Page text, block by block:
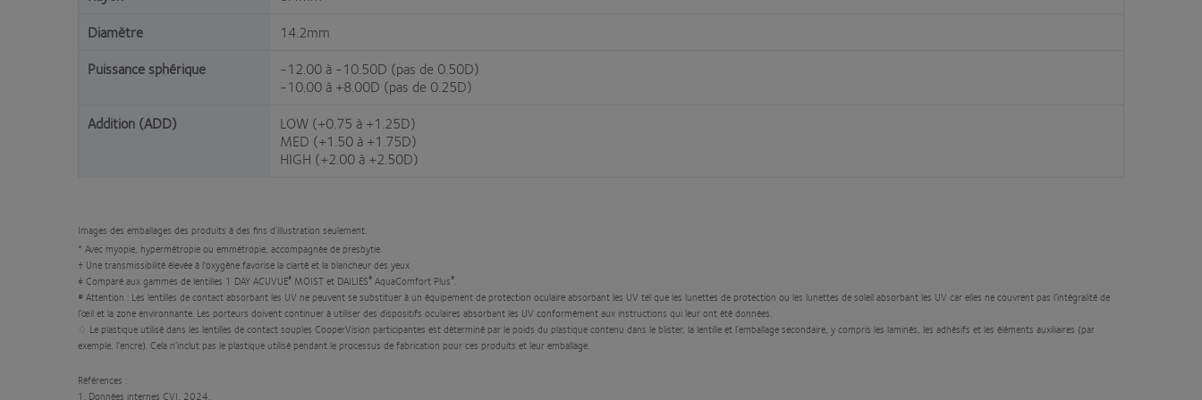
Diamètre
14.2mm
Puissance sphérique
-12.00 à -10.50D (pas de 0.50D)
-10.00 à +8.00D (pas de 0.25D)
Addition (ADD)
LOW (+0.75 à +1.25D)
MED (+1.50 à +1.75D)
HIGH (+2.00 à +2.50D)
Images des emballages des produits à des fins d’illustration seulement.
* Avec myopie, hypermétropie ou emmétropie, accompagnée de presbytie.
† Une transmissibilité élevée à l'oxygène favorise la clarté et la blancheur des yeux
‡ Comparé aux gammes de lentilles 1 DAY ACUVUE® MOIST et DAILIES® AquaComfort Plus®.
# Attention : Les lentilles de contact absorbant les UV ne peuvent se substituer à un équipement de protection oculaire absorbant les UV tel que les lunettes de protection ou les lunettes de soleil absorbant les UV car elles ne couvrent pas l’intégralité de
l’œil et la zone environnante. Les porteurs doivent continuer à utiliser des dispositifs oculaires absorbant les UV conformément aux instructions qui leur ont été données.
♢ Le plastique utilisé dans les lentilles de contact souples CooperVision participantes est déterminé par le poids du plastique contenu dans le blister, la lentille et l’emballage secondaire, y compris les laminés, les adhésifs et les éléments auxiliaires (par
exemple, l’encre). Cela n’inclut pas le plastique utilisé pendant le processus de fabrication pour ces produits et leur emballage.
Références :
1. Données internes CVI, 2024.